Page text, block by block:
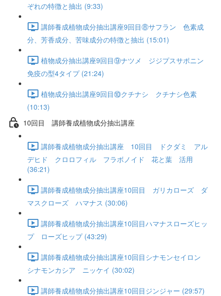
ぞれの特徴と抽出 (9:33)
講師養成植物成分抽出講座9回目⑧サフラン 色素成
分、芳香成分、苦味成分の特徴と抽出 (15:01)
植物成分抽出講座9回目⑨ナツメ ジジプスサポニン
免疫の型4タイプ (21:24)
植物成分抽出講座9回目⑩クチナシ クチナシ色素
(10:13)
10回目 講師養成植物成分抽出講座
講師養成植物成分抽出講座 10回目 ドクダミ アル
デヒド クロロフィル フラボノイド 花と葉 活用
(36:21)
講師養成植物成分抽出講座10回目 ガリカローズ ダ
マスクローズ ハマナス (30:06)
講師養成植物成分抽出講座10回目ハマナスローズヒッ
プ ローズヒップ (43:29)
講師養成植物成分抽出講座10回目シナモンセイロン
シナモンカシア ニッケイ (30:02)
講師養成植物成分抽出講座10回目ジンジャー (29:57)